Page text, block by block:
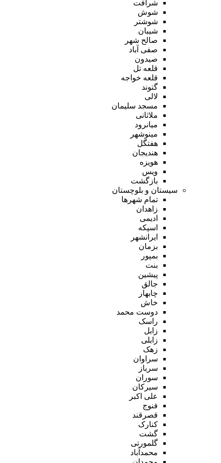
شرافت
شوش
شوشتر
شیبان
صالح شهر
صفی آباد
صیدون
قلعه تل
قلعه خواجه
گتوند
لالی
مسجد سلیمان
ملاثانی
میانرود
مینوشهر
هفتگل
هندیجان
هویزه
ویس
بازگشت
سیستان و بلوچستان
تمام شهر‌ها
زاهدان
ادیمی
اسپکه
ایرانشهر
بزمان
بمپور
بنت
پیشین
جالق
چابهار
خاش
دوست محمد
راسک
زابل
زابلی
زهک
سراوان
سرباز
سوران
سیرکان
علی اکبر
فنوج
قصرقند
کنارک
گشت
گلمورتی
محمدآباد